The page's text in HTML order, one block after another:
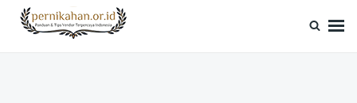
SkipSearch
for: